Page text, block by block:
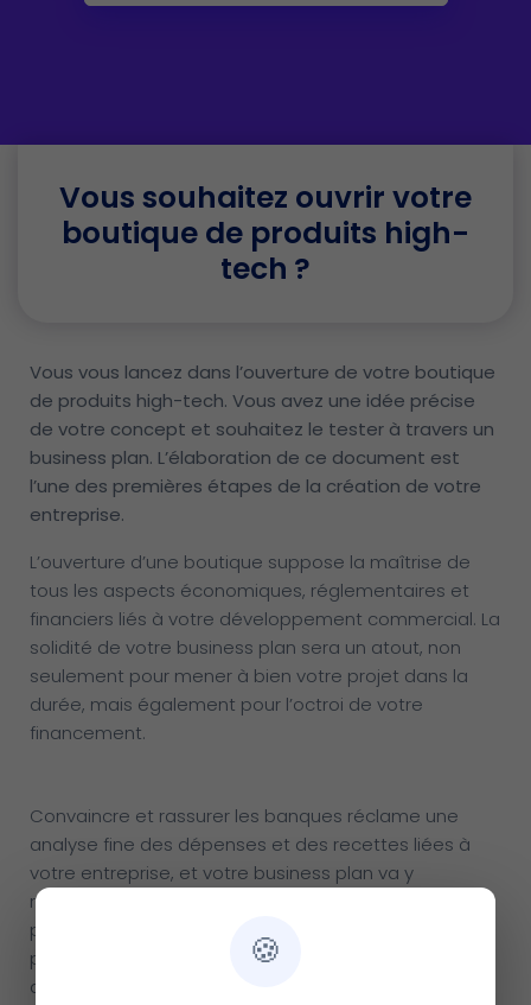
Vous souhaitez ouvrir votre
boutique de produits high-
tech ?
Vous vous lancez dans l’ouverture de votre boutique
de produits high-tech. Vous avez une idée précise
de votre concept et souhaitez le tester à travers un
business plan. L’élaboration de ce document est
l’une des premières étapes de la création de votre
entreprise.
L’ouverture d’une boutique suppose la maîtrise de
tous les aspects économiques, réglementaires et
financiers liés à votre développement commercial. La
solidité de votre business plan sera un atout, non
seulement pour mener à bien votre projet dans la
durée, mais également pour l’octroi de votre
financement.
Convaincre et rassurer les banques réclame une
analyse fine des dépenses et des recettes liées à
votre entreprise, et votre business plan va y
répondre. Un document Excel à télécharger en ligne
peut vous sembler suffisant : nous vous proposons
plutôt un business plan parfaitement adapté à votre
activité et ses spécificités.
🍪